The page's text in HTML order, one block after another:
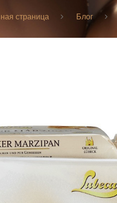
страница Блог